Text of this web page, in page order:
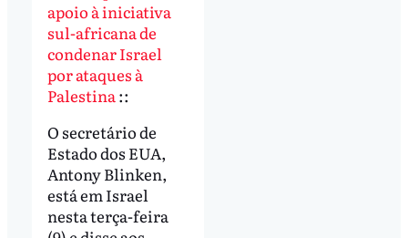
apoio à iniciativa
sul-africana de
condenar Israel
por ataques à
Palestina ::
O secretário de
Estado dos EUA,
Antony Blinken,
está em Israel
nesta terça-feira